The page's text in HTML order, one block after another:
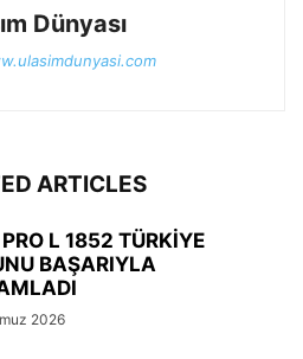
Dünyası
ARTICLES
L 1852 TÜRKİYE
BAŞARIYLA
2026